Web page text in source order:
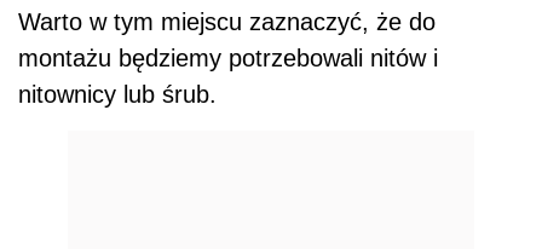
Warto w tym miejscu zaznaczyć, że do
montażu będziemy potrzebowali nitów i
nitownicy lub śrub.